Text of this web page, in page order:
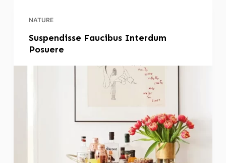
NATURE
Suspendisse Faucibus Interdum
Posuere